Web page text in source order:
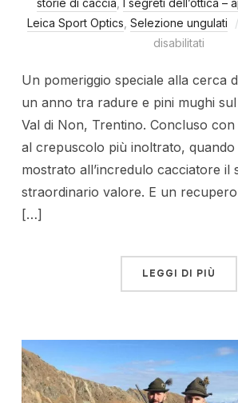
storie di caccia I segreti dell’ottica –
Leica Sport Optics Selezione ungulati
disabilitati
Un pomeriggio speciale alla cerca
un anno tra radure e pini mughi
Val di Non, Trentino. Concluso
al crepuscolo più inoltrato, quando
mostrato all’incredulo cacciatore il
straordinario valore. E un
[…]
LEGGI DI PIÙ